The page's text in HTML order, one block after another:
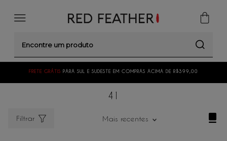
FRETE GRÁTIS PARA SUL E SUDESTE EM COMPRAS ACIMA DE R$399,00
41
Filtrar Mais recentes